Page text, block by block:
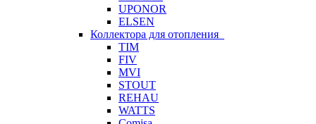
UPONOR
ELSEN
Коллектора для отопления
TIM
FIV
MVI
STOUT
REHAU
WATTS